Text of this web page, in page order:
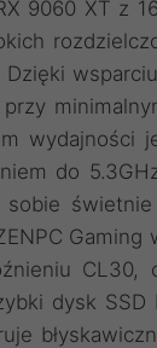
9060 XT z
wydajności
do
sobie
CL30,
dysk